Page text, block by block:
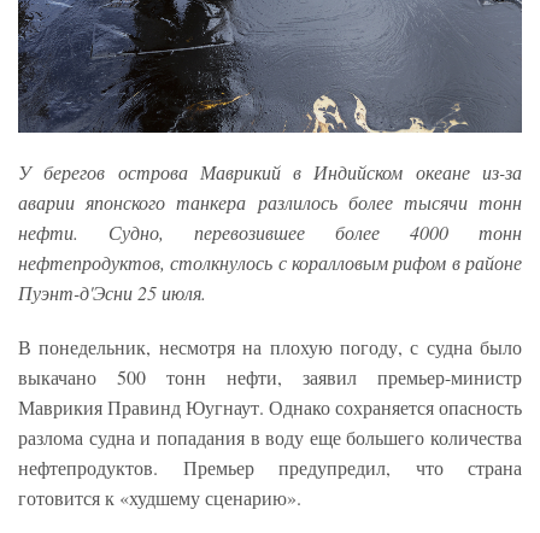
У берегов острова Маврикий в Индийском океане из-за
аварии японского танкера разлилось более тысячи тонн
нефти. Судно, перевозившее более 4000 тонн
нефтепродуктов, столкнулось с коралловым рифом в районе
Пуэнт-д'Эсни 25 июля.
В понедельник, несмотря на плохую погоду, с судна было
выкачано 500 тонн нефти, заявил премьер-министр
Маврикия Правинд Юугнаут. Однако сохраняется опасность
разлома судна и попадания в воду еще большего количества
нефтепродуктов. Премьер предупредил, что страна
готовится к «худшему сценарию».